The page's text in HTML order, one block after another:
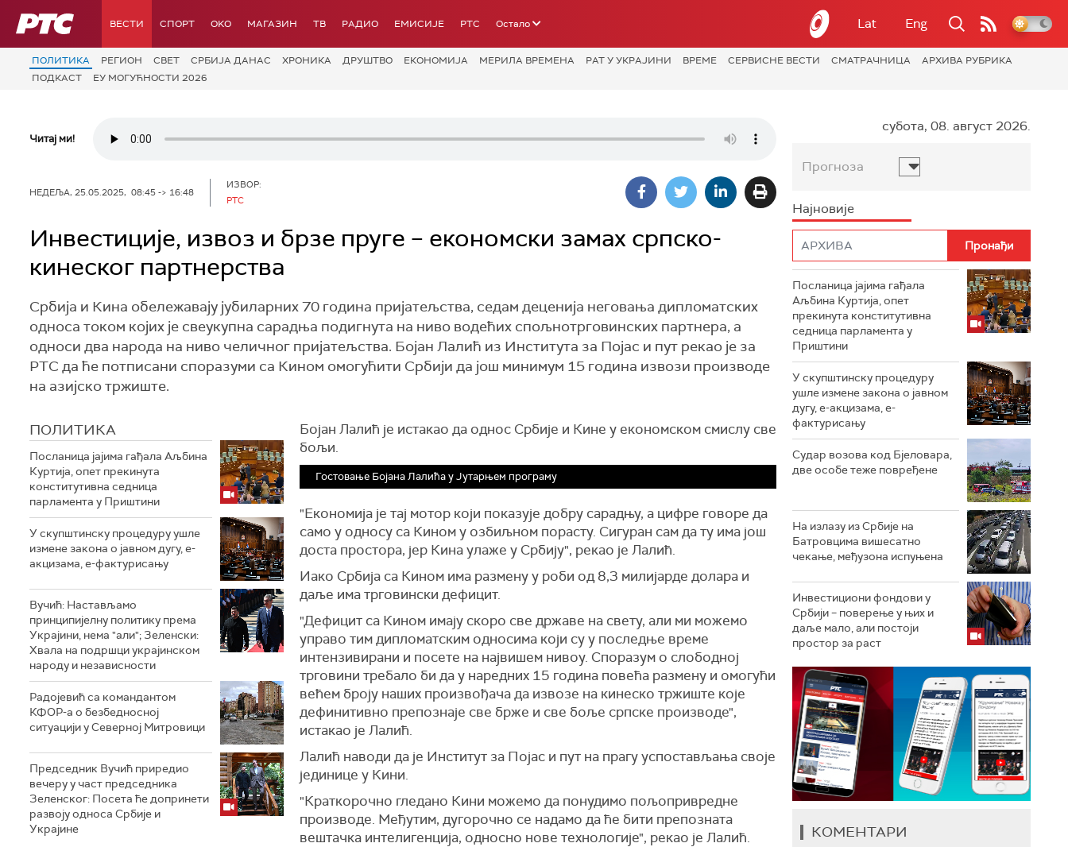
РТС ВЕСТИ СПОРТ OKO МАГАЗИН ТВ РАДИО ЕМИСИЈЕ РТС Остало Lat Eng
ПОЛИТИКА РЕГИОН СВЕТ СРБИЈА ДАНАС ХРОНИКА ДРУШТВО ЕКОНОМИЈА МЕРИЛА ВРЕМЕНА РАТ У УКРАЈИНИ ВРЕМЕ СЕРВИСНЕ ВЕСТИ СМАТРАЧНИЦА
АРХИВА РУБРИКА
ПОДКАСТ
ЕУ МОГУЋНОСТИ 2026
Читај ми!
НЕДЕЉА, 25.05.2025, 08:45 -> 16:48
ИЗВОР:
РТС
Инвестиције, извоз и брзе пруге – економски замах српско-
кинеског партнерства
Србија и Кина обележавају јубиларних 70 година пријатељства, седам деценија неговања дипломатских
односа током којих је свеукупна сарадња подигнута на ниво водећих спољнотрговинских партнера, а
односи два народа на ниво челичног пријатељства. Бојан Лалић из Института за Појас и пут рекао је за
РТС да ће потписани споразуми са Кином омогућити Србији да још минимум 15 година извози производе
на азијско тржиште.
ПОЛИТИКА
Посланица јајима гађала Аљбина
Куртија, опет прекинута
конститутивна седница
парламента у Приштини
У скупштинску процедуру ушле
измене закона о јавном дугу, е-
акцизама, е-фактурисању
Вучић: Настављамо
принципијелну политику према
Украјини, нема "али"; Зеленски:
Хвала на подршци украјинском
народу и независности
Радојевић са командантом
КФОР-а о безбедносној
ситуацији у Северној Митровици
Председник Вучић приредио
вечеру у част председника
Зеленског: Посета ће допринети
развоју односа Србије и
Украјине
Бојан Лалић је истакао да однос Србије и Кине у економском смислу све
бољи.
Гостовање Бојана Лалића у Јутарњем програму
"Економија је тај мотор који показује добру сарадњу, а цифре говоре да
само у односу са Кином у озбиљном порасту. Сигуран сам да ту има још
доста простора, јер Кина улаже у Србију", рекао је Лалић.
Иако Србија са Кином има размену у роби од 8,3 милијарде долара и
даље има трговински дефицит.
"Дефицит са Кином имају скоро све државе на свету, али ми можемо
управо тим дипломатским односима који су у последње време
интензивирани и посете на највишем нивоу. Споразум о слободној
трговини требало би да у наредних 15 година повећа размену и омогући
већем броју наших произвођача да извозе на кинеско тржиште које
дефинитивно препознаје све брже и све боље српске производе",
истакао је Лалић.
Лалић наводи да је Институт за Појас и пут на прагу успостављања своје
јединице у Кини.
"Краткорочно гледано Кини можемо да понудимо пољопривредне
производе. Међутим, дугорочно се надамо да ће бити препозната
вештачка интелигенција, односно нове технологије", рекао је Лалић.
субота, 08. август 2026.
Прогноза
Најновије
Посланица јајима гађала
Аљбина Куртија, опет
прекинута конститутивна
седница парламента у
Приштини
У скупштинску процедуру
ушле измене закона о јавном
дугу, е-акцизама, е-
фактурисању
Судар возова код Бјеловара,
две особе теже повређене
На излазу из Србије на
Батровцима вишесатно
чекање, међузона испуњена
Инвестициони фондови у
Србији – поверење у њих и
даље мало, али постоји
простор за раст
КОМЕНТАРИ